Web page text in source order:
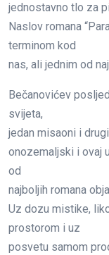
jednostavno tlo za
Naslov romana
terminom kod
nas, ali jednim od
Bečanovićev
svijeta,
jedan misaoni i
onozemaljski i ovaj
od
najboljih romana
Uz dozu mistike,
prostorom i uz
posvetu samom